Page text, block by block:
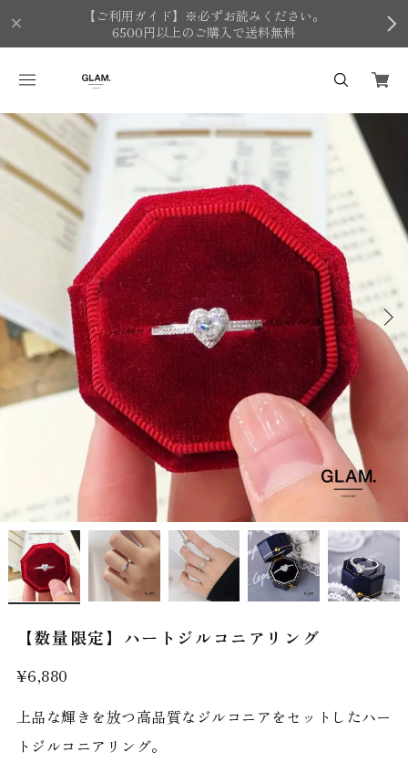
【ご利用ガイド】※必ずお読みください。
6500円以上のご購入で送料無料
【数量限定】ハートジルコニアリング
¥6,880
上品な輝きを放つ高品質なジルコニアをセットしたハー
トジルコニアリング。